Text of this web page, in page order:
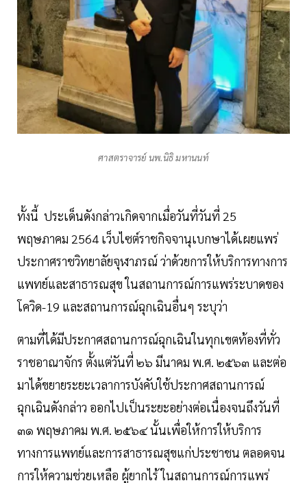
ศาสตราจารย์ นพ.นิธิ มหานนท์
ทั้งนี้ ประเด็นดังกล่าวเกิดจากเมื่อวันที่วันที่ 25
พฤษภาคม 2564 เว็บไซต์ราชกิจจานุเบกษาได้เผยแพร่
ประกาศราชวิทยาลัยจุฬาภรณ์ ว่าด้วยการให้บริการทางการ
แพทย์และสาธารณสุข ในสถานการณ์การแพร่ระบาดของ
โควิด-19 และสถานการณ์ฉุกเฉินอื่นๆ ระบุว่า
ตามที่ได้มีประกาศสถานการณ์ฉุกเฉินในทุกเขตท้องที่ทั่ว
ราชอาณาจักร ตั้งแต่วันที่ ๒๖ มีนาคม พ.ศ. ๒๕๖๓ และต่อ
มาได้ขยายระยะเวลาการบังคับใช้ประกาศสถานการณ์
ฉุกเฉินดังกล่าว ออกไปเป็นระยะอย่างต่อเนื่องจนถึงวันที่
๓๑ พฤษภาคม พ.ศ. ๒๕๖๔ นั้นเพื่อให้การให้บริการ
ทางการแพทย์และการสาธารณสุขแก่ประชาชน ตลอดจน
การให้ความช่วยเหลือ ผู้ยากไร้ ในสถานการณ์การแพร่